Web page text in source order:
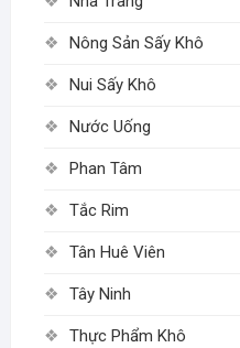
Nông Sản Sấy Khô
Nui Sấy Khô
Nước Uống
Phan Tâm
Tắc Rim
Tân Huê Viên
Tây Ninh
Thực Phẩm Khô